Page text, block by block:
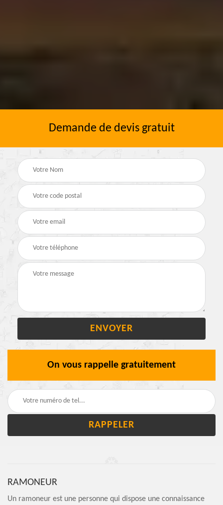
Demande de devis gratuit
On vous rappelle gratuitement
RAMONEUR
Un ramoneur est une personne qui dispose une connaissance